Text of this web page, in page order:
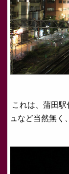
これは、蒲田
ュなど当然無く